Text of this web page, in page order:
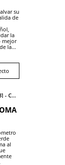
su
de
la
mejor
la...
al